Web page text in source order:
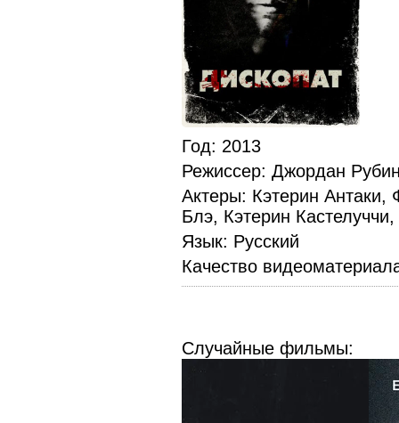
Год: 2013
Режиссер: Джордан
Актеры: Кэтерин
Блэ, Кэтерин
Язык: Русский
Качество
Случайные фильмы: